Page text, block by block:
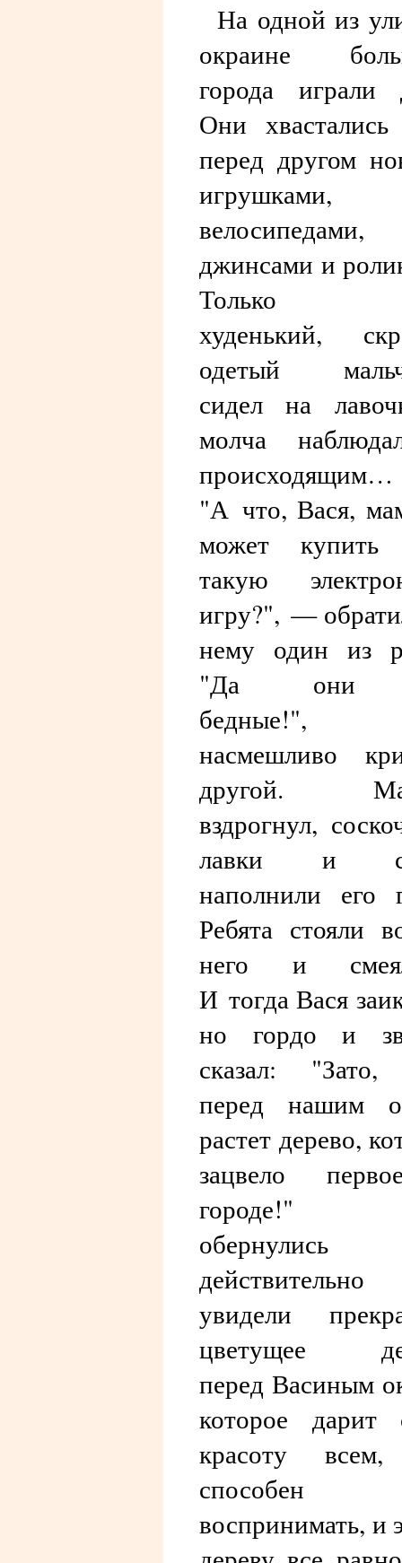
На одной из
окраине
города играли
Они хвастались
перед другом
игрушками,
велосипедами,
джинсами и
Только
худенький,
одетый
сидел на
молча
происходящим…
"А что, Вася,
может купить
такую
игру?", —
нему один из
"Да они
насмешливо
другой.
вздрогнул,
лавки и
наполнили его
Ребята стояли
него и
И тогда Вася
но гордо и
сказал: "Зато,
перед нашим
растет дерево,
зацвело
городе!"
действительно
увидели
цветущее
перед Васиным
которое дарит
красоту
воспринимать, и